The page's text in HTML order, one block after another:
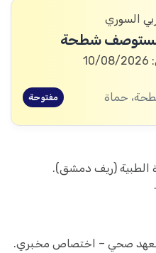
السوري
شطحة
حماة مفتوحة
الطبية (ريف دمشق).
صحي – اختصاص مخبري.